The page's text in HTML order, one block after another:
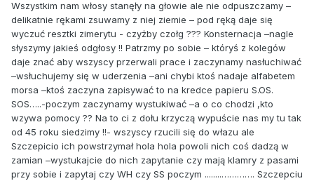
Wszystkim nam włosy stanęły na głowie ale nie odpuszczamy –
delikatnie rękami zsuwamy z niej ziemie – pod ręką daje się
wyczuć resztki zimerytu - czyżby czołg ??? Konsternacja –nagle
słyszymy jakieś odgłosy !! Patrzmy po sobie – któryś z kolegów
daje znać aby wszyscy przerwali prace i zaczynamy nasłuchiwać
–wsłuchujemy się w uderzenia –ani chybi ktoś nadaje alfabetem
morsa –ktoś zaczyna zapisywać to na kredce papieru S.OS.
SOS…..-poczym zaczynamy wystukiwać –a o co chodzi ,kto
wzywa pomocy ?? Na to ci z dołu krzyczą wypuście nas my tu tak
od 45 roku siedzimy !!- wszyscy rzucili się do włazu ale
Szczepicio ich powstrzymał hola hola powoli nich coś dadzą w
zamian –wystukajcie do nich zapytanie czy mają klamry z pasami
przy sobie i zapytaj czy WH czy SS poczym ........…………. Szczepciu